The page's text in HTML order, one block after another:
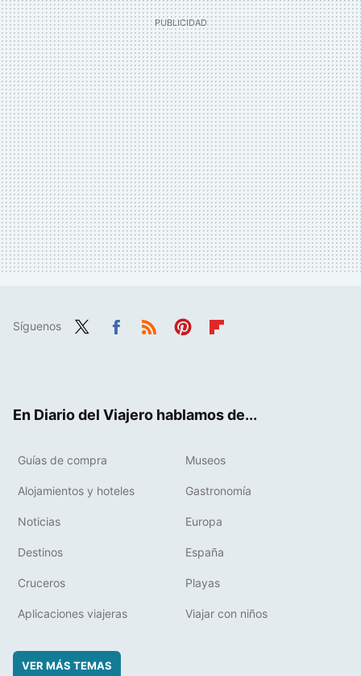
Síguenos
En Diario del Viajero hablamos de...
Guías de compra Museos
Alojamientos y hoteles Gastronomía
Noticias Europa
Destinos España
Cruceros Playas
Aplicaciones viajeras Viajar con niños
VER MÁS TEMAS